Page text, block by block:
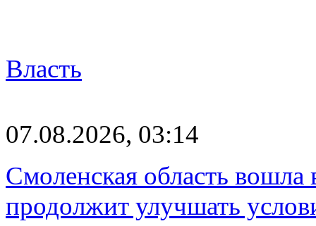
Власть
07.08.2026, 03:14
Смоленская область
продолжит улучшать